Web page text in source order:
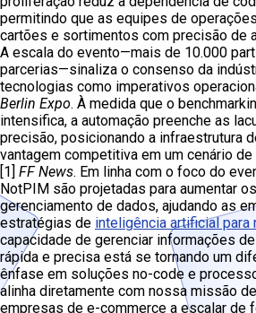
permitindo que as equipes de
cartões e sortimentos com precisão de
A escala do evento—mais de 10.000
parcerias—sinaliza o consenso da
tecnologias como imperativos
Berlin Expo. À medida que o
intensifica, a automação preenche as
precisão, posicionando a infraestrutura
vantagem competitiva em um cenário
[1] FF News. Em linha com o foco do
NotPIM são projetadas para aumentar
gerenciamento de dados, ajudando as
estratégias de inteligência artificial para
capacidade de gerenciar informações
rápida e precisa está se tornando um
ênfase em soluções no-code e
alinha diretamente com nossa missão
empresas de e-commerce a escalar de